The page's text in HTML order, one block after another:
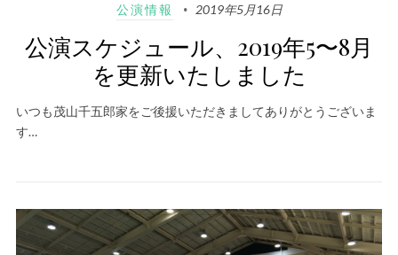
公演情報 2019年5月16日
公演スケジュール、2019年5〜8月
を更新いたしました
いつも茂山千五郎家をご後援いただきましてありがとうございま
す…